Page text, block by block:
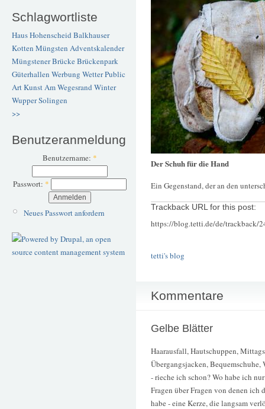
Schlagwortliste
Haus Hohenscheid Balkhauser
Kotten Müngsten Adventskalender
Müngstener BrückeBrückenpark
Güterhallen Werbung WetterPublic
ArtKunstAm Wegesrand Winter
WupperSolingen
>>
Benutzeranmeldung
Benutzername: *
Passwort: *
Neues Passwort anfordern
Der Schuh für die Hand
Ein Gegenstand, der an den
Trackback URL for this post:
https://blog.tetti.de/de/trackback/
tetti's blog
Kommentare
Gelbe Blätter
Haarausfall, Hautschuppen,
Übergangsjacken,
- rieche ich schon? Wo habe ich
Fragen über Fragen von denen
habe - eine Kerze, die langsam